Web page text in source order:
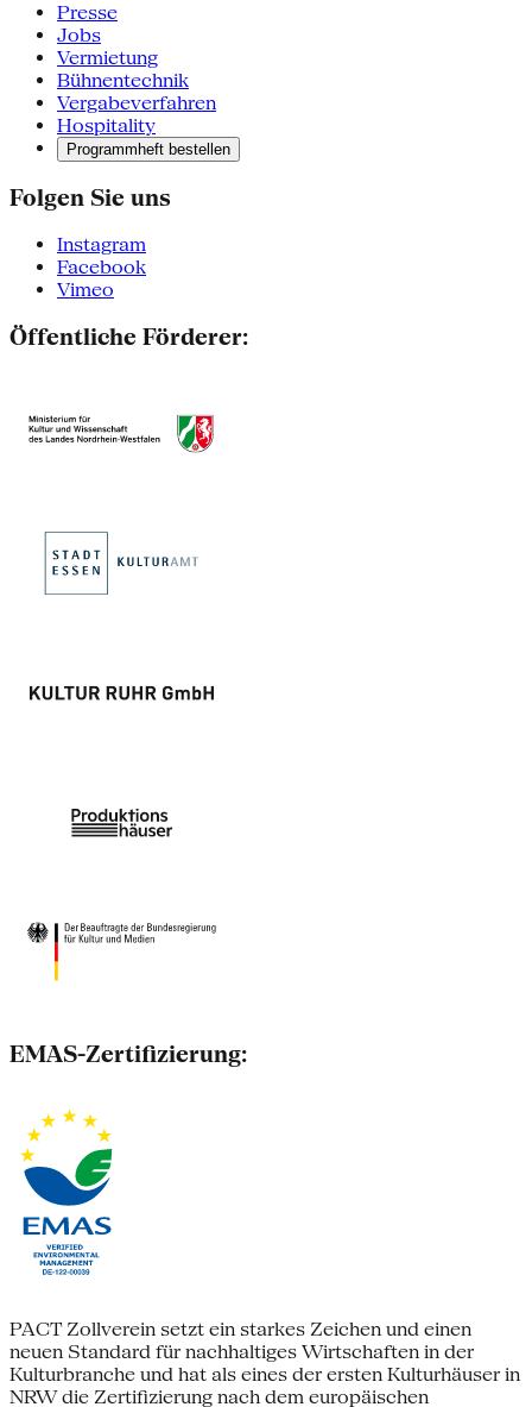
Presse
Jobs
Vermietung
Bühnentechnik
Vergabeverfahren
Hospitality
Programmheft bestellen
Folgen Sie uns
Instagram
Facebook
Vimeo
Öffentliche Förderer:
EMAS-Zertifizierung:
PACT Zollverein setzt ein starkes Zeichen und einen
neuen Standard für nachhaltiges Wirtschaften in der
Kulturbranche und hat als eines der ersten Kulturhäuser in
NRW die Zertifizierung nach dem europäischen